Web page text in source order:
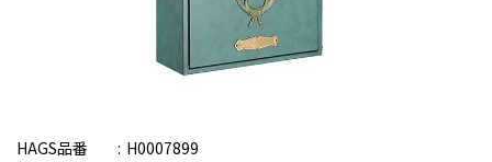
HAGS品番
H0007899